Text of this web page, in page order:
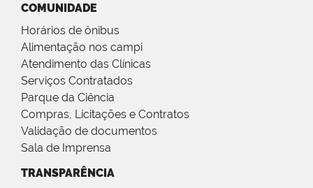
COMUNIDADE
Horários de ônibus
Alimentação nos campi
Atendimento das Clínicas
Serviços Contratados
Parque da Ciência
Compras, Licitações e Contratos
Validação de documentos
Sala de Imprensa
TRANSPARÊNCIA